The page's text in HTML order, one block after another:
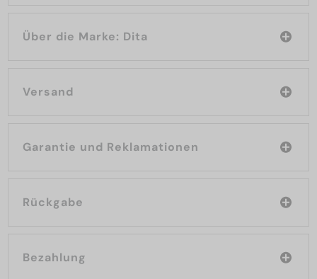
Über die Marke: Dita
Versand
Garantie und Reklamationen
Rückgabe
Bezahlung